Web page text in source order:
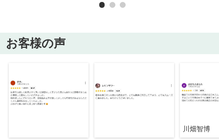
お客様の声
川畑智博